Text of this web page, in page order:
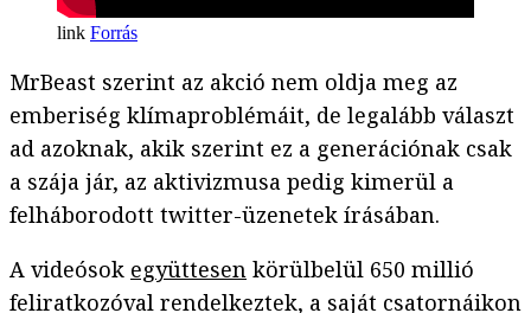
Forrás
MrBeast szerint az akció nem oldja meg az
emberiség klímaproblémáit, de legalább választ
ad azoknak, akik szerint ez a generációnak csak
a szája jár, az aktivizmusa pedig kimerül a
felháborodott twitter-üzenetek írásában.
A videósok együttesen körülbelül 650 millió
feliratkozóval rendelkeztek, a saját csatornáikon